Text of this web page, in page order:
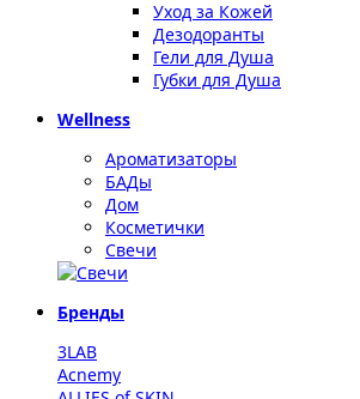
Уход за Кожей
Дезодоранты
Гели для Душа
Губки для Душа
Wellness
Ароматизаторы
БАДы
Дом
Косметички
Свечи
Бренды
3LAB
Acnemy